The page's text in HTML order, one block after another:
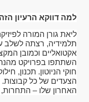
למה דווקא הרעיון
ליאת גורן המורה
תלמידיה, רצתה לשלב
אקטואליים וכמובן
השתתפו בפרויקט
חוקי הניוטון. תכנון,
האחרון שלו – התחרות,